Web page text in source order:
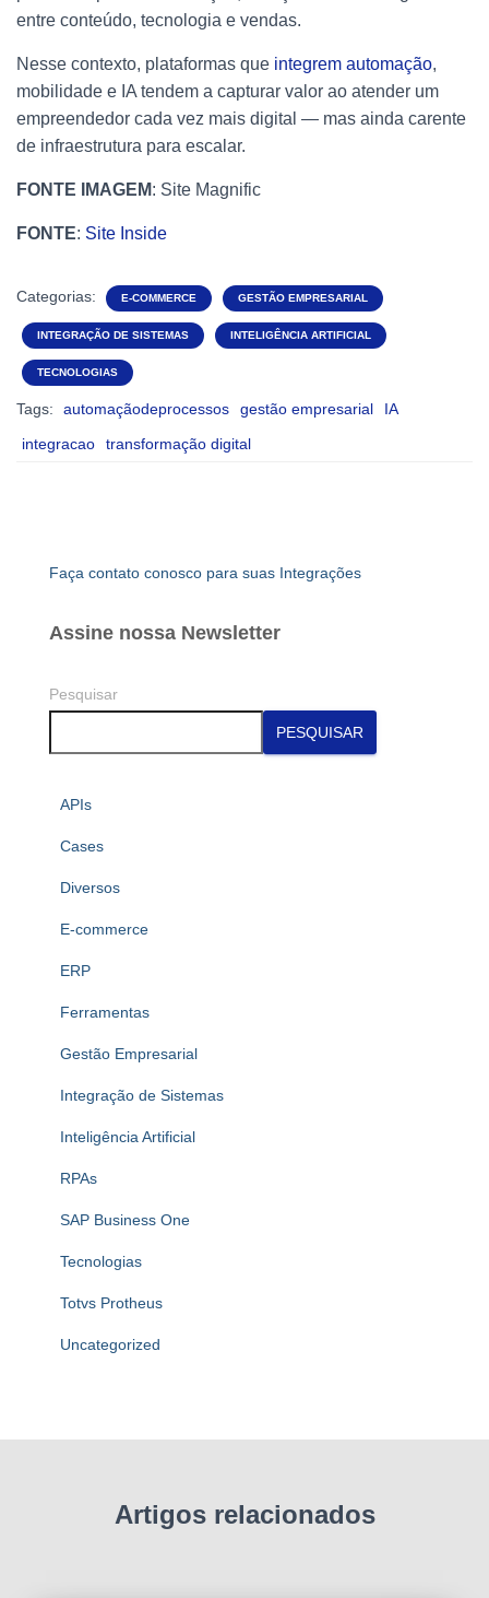
entre conteúdo, tecnologia e vendas.
Nesse contexto, plataformas que integrem automação,
mobilidade e IA tendem a capturar valor ao atender um
empreendedor cada vez mais digital — mas ainda carente
de infraestrutura para escalar.
FONTE IMAGEM: Site Magnific
FONTE: Site Inside
Categorias: E-COMMERCE GESTÃO EMPRESARIAL
INTEGRAÇÃO DE SISTEMAS INTELIGÊNCIA ARTIFICIAL
TECNOLOGIAS
Tags: automaçãodeprocessos gestão empresarial
IA
integracao
transformação digital
Faça contato conosco para suas Integrações
Assine nossa Newsletter
Pesquisar
PESQUISAR
APIs
Cases
Diversos
E-commerce
ERP
Ferramentas
Gestão Empresarial
Integração de Sistemas
Inteligência Artificial
RPAs
SAP Business One
Tecnologias
Totvs Protheus
Uncategorized
Artigos relacionados